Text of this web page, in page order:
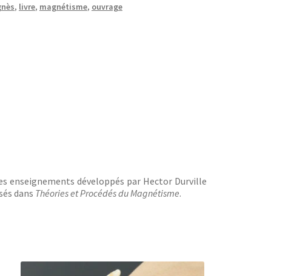
, livre, magnétisme, ouvrage
enseignements développés par Hector Durville
dans Théories et Procédés du Magnétisme.